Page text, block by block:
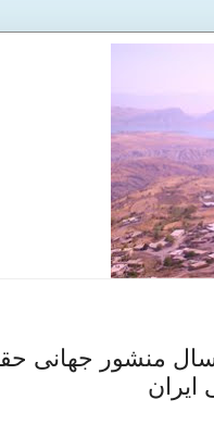
منشور جهانی